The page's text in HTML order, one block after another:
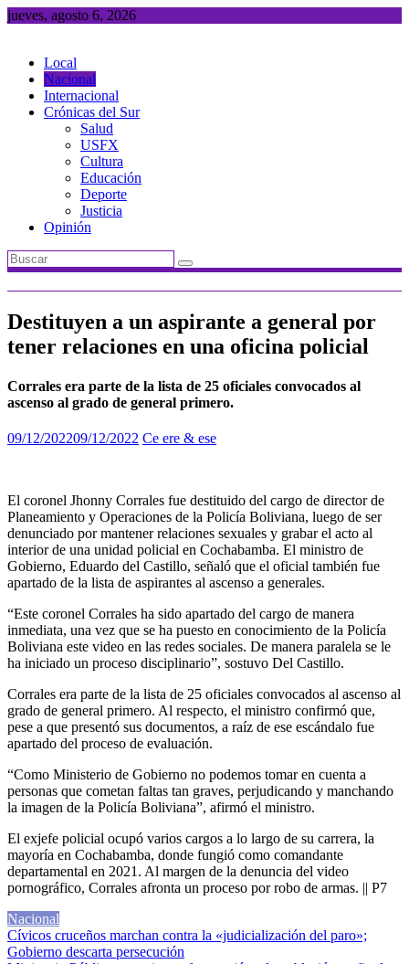
Saltar
jueves, agosto 6, 2026
Local
Nacional
Internacional
Crónicas del Sur
Salud
USFX
Cultura
Educación
Deporte
Justicia
Opinión
Destituyen a un aspirante a general por
tener relaciones en una oficina policial
Corrales era parte de la lista de 25 oficiales convocados al
ascenso al grado de general primero.
09/12/202209/12/2022 Ce ere & ese
El coronel Jhonny Corrales fue destituido del cargo de director de
Planeamiento y Operaciones de la Policía Boliviana, luego de ser
denunciado por mantener relaciones sexuales y grabar el acto al
interior de una unidad policial en Cochabamba. El ministro de
Gobierno, Eduardo del Castillo, señaló que el oficial también fue
apartado de la lista de aspirantes al ascenso a generales.
“Este coronel Corrales ha sido apartado del cargo de manera
inmediata, una vez que se ha puesto en conocimiento de la Policía
Boliviana este video en las redes sociales. De manera paralela se le
ha iniciado un proceso disciplinario”, sostuvo Del Castillo.
Corrales era parte de la lista de 25 oficiales convocados al ascenso al
grado de general primero. Al respecto, el ministro confirmó que,
pese a que presentó sus documentos, a raíz de ese escándalo fue
apartado del proceso de evaluación.
“Como Ministerio de Gobierno no podemos tomar en cuenta a
personas que cometan faltas tan graves, perjudicando y manchando
la imagen de la Policía Boliviana”, afirmó el ministro.
El exjefe policial ocupó varios cargos a lo largo de su carrera, la
mayoría en Cochabamba, donde fungió como comandante
departamental en 2021. Al margen de la denuncia del video
pornográfico, Corrales afronta un proceso por robo de armas. || P7
Nacional
Navegación
Cívicos cruceños marchan contra la «judicialización del paro»;
Gobierno descarta persecución